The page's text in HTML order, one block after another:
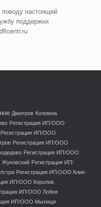
настоящей
поддержки
Дмитров Коломна
Регистрация ИП/ООО
Регистрация ИП/ООО
Регистрация ИП/ООО
Регистрация ИП/ООО
Регистрация ИП/
Регистрация ИП/ООО Клин
ИП/ООО Королев
ИП/ООО Лобня
ИП/ООО Мытищи